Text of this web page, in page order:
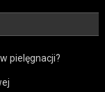
pielęgnacji?